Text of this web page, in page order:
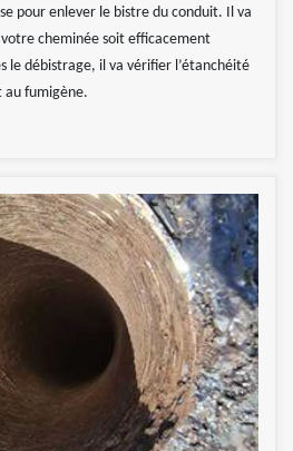
pour enlever le bistre du conduit. Il va
cheminée soit efficacement
le débistrage, il va vérifier l’étanchéité
au fumigène.